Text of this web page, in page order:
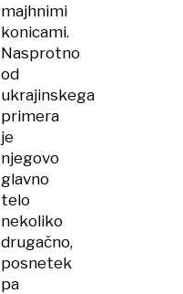
majhnimi
konicami.
Nasprotno
od
ukrajinskega
primera
je
njegovo
glavno
telo
nekoliko
drugačno,
posnetek
pa